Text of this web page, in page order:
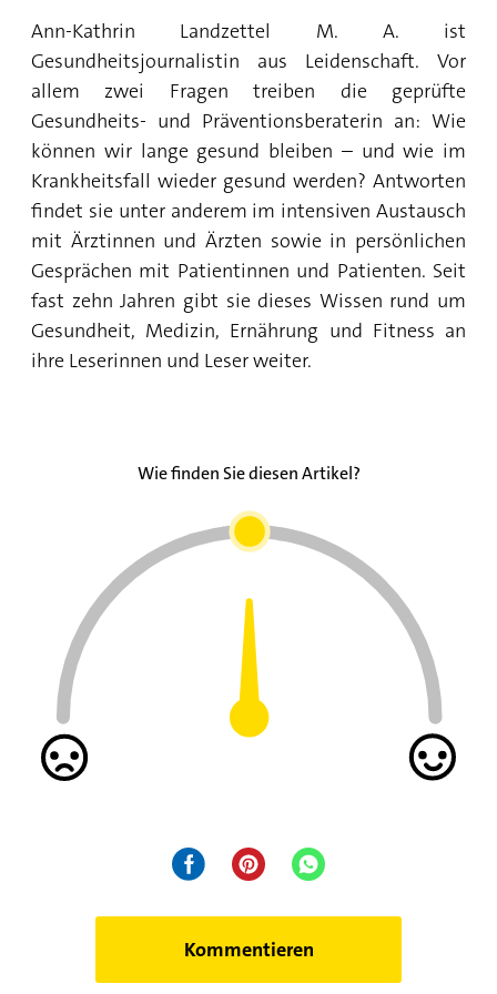
Krebs in Mundhöhle und Rachen: Ursachen,
Risikofaktoren und Symptome
Nierenkrebs: Ursachen, Risikofaktoren und
Symptome
Gesund grillen: So vermindern Sie das
Krebsrisiko beim Grillgut
der Therapie
Naturheilkunde gegen Krebs: Was hilft?
Ann-Kathrin Landzettel M. A. ist
Gesundheitsjournalistin aus Leidenschaft. Vor
allem zwei Fragen treiben die geprüfte
Gesundheits- und Präventionsberaterin an: Wie
können wir lange gesund bleiben – und wie im
Krankheitsfall wieder gesund werden? Antworten
findet sie unter anderem im intensiven Austausch
mit Ärztinnen und Ärzten sowie in persönlichen
Gesprächen mit Patientinnen und Patienten. Seit
fast zehn Jahren gibt sie dieses Wissen rund um
Gesundheit, Medizin, Ernährung und Fitness an
ihre Leserinnen und Leser weiter.
Wie finden Sie diesen Artikel?
Kommentieren